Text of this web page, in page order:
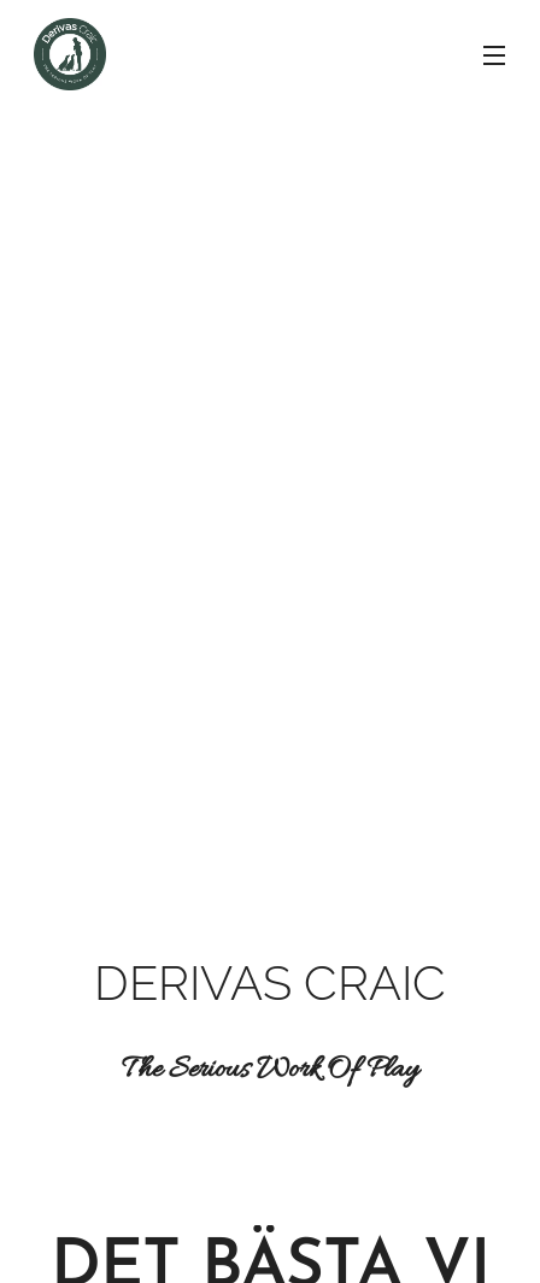
DERIVAS CRAIC
The Serious Work Of Play
DET BÄSTA VI